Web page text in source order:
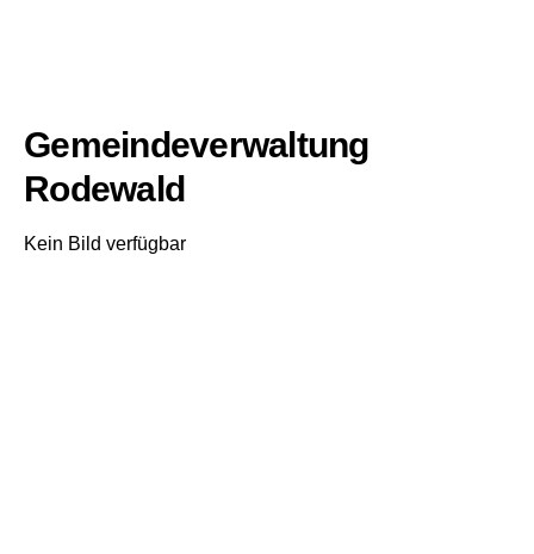
Gemeindeverwaltung
Rodewald
Kein Bild verfügbar